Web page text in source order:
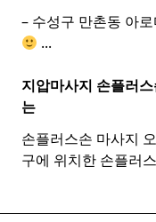
– 수성구 만촌동 아
...
지압마사지 손플러
는
손플러스손 마사지
구에 위치한 손플러